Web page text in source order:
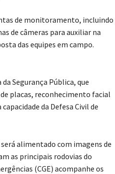
de monitoramento, incluindo
de câmeras para auxiliar na
das equipes em campo.
Segurança Pública, que
placas, reconhecimento facial
da Defesa Civil de
alimentado com imagens de
as principais rodovias do
(CGE) acompanhe os